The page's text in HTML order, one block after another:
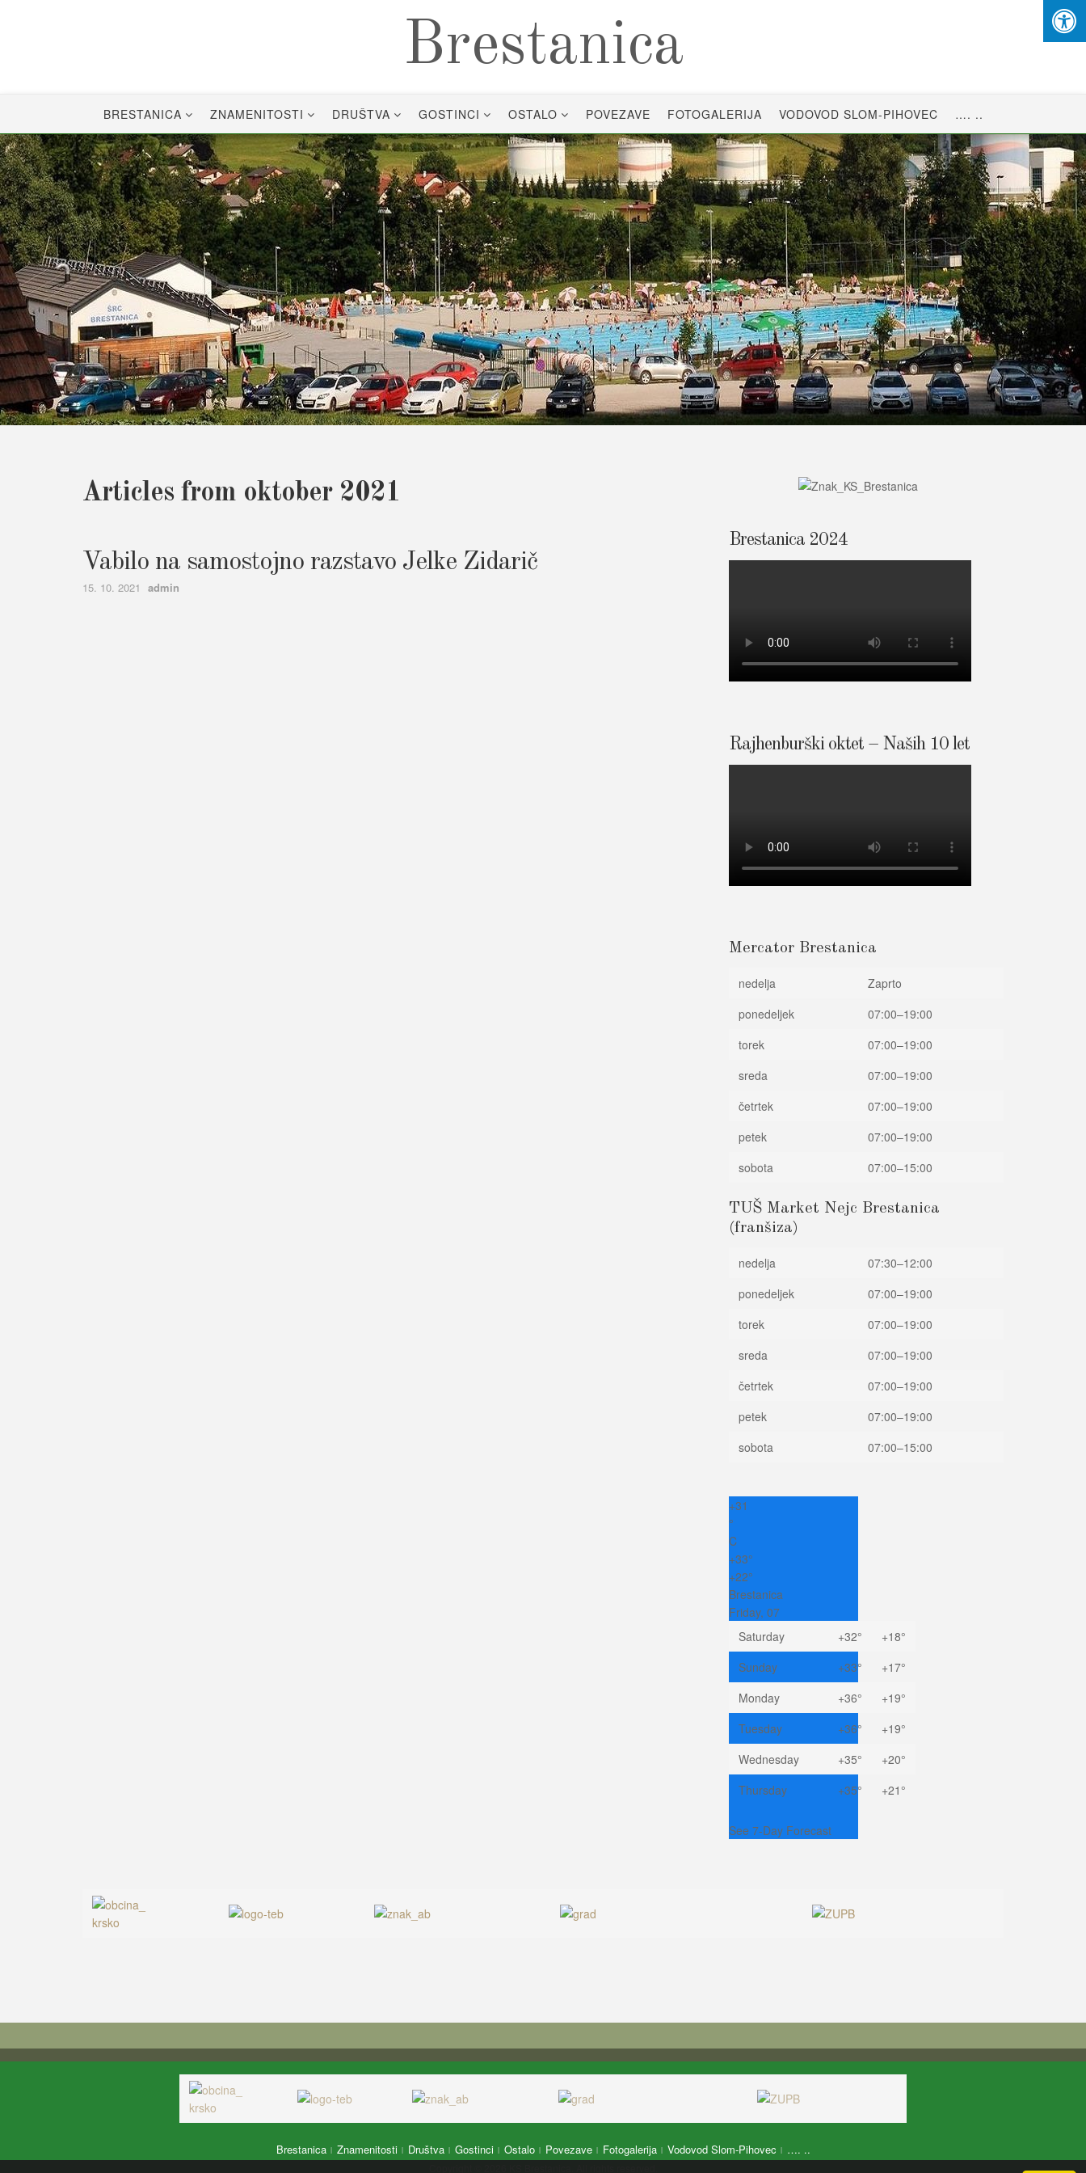
Brestanica
BRESTANICA ZNAMENITOSTI DRUŠTVA GOSTINCI OSTALO POVEZAVE FOTOGALERIJA VODOVOD SLOM-PIHOVEC …. ..
Articles from oktober 2021
Vabilo na samostojno razstavo Jelke Zidarič
15. 10. 2021 Author
admin
Brestanica 2024
Rajhenburški oktet – Naših 10 let
Mercator Brestanica
nedelja
Zaprto
ponedeljek
07:00–19:00
torek
07:00–19:00
sreda
07:00–19:00
četrtek
07:00–19:00
petek
07:00–19:00
sobota
07:00–15:00
TUŠ Market Nejc Brestanica
(franšiza)
nedelja
07:30–12:00
ponedeljek
07:00–19:00
torek
07:00–19:00
sreda
07:00–19:00
četrtek
07:00–19:00
petek
07:00–19:00
sobota
07:00–15:00
+31
°
C
+33°
+22°
Brestanica
Friday, 07
Saturday
+32° +18°
Sunday
+33° +17°
Monday
+36° +19°
Tuesday
+36° +19°
Wednesday
+35° +20°
Thursday
+35° +21°
See 7-Day Forecast
Brestanica Znamenitosti Društva Gostinci Ostalo Povezave Fotogalerija Vodovod Slom-Pihovec …. ..